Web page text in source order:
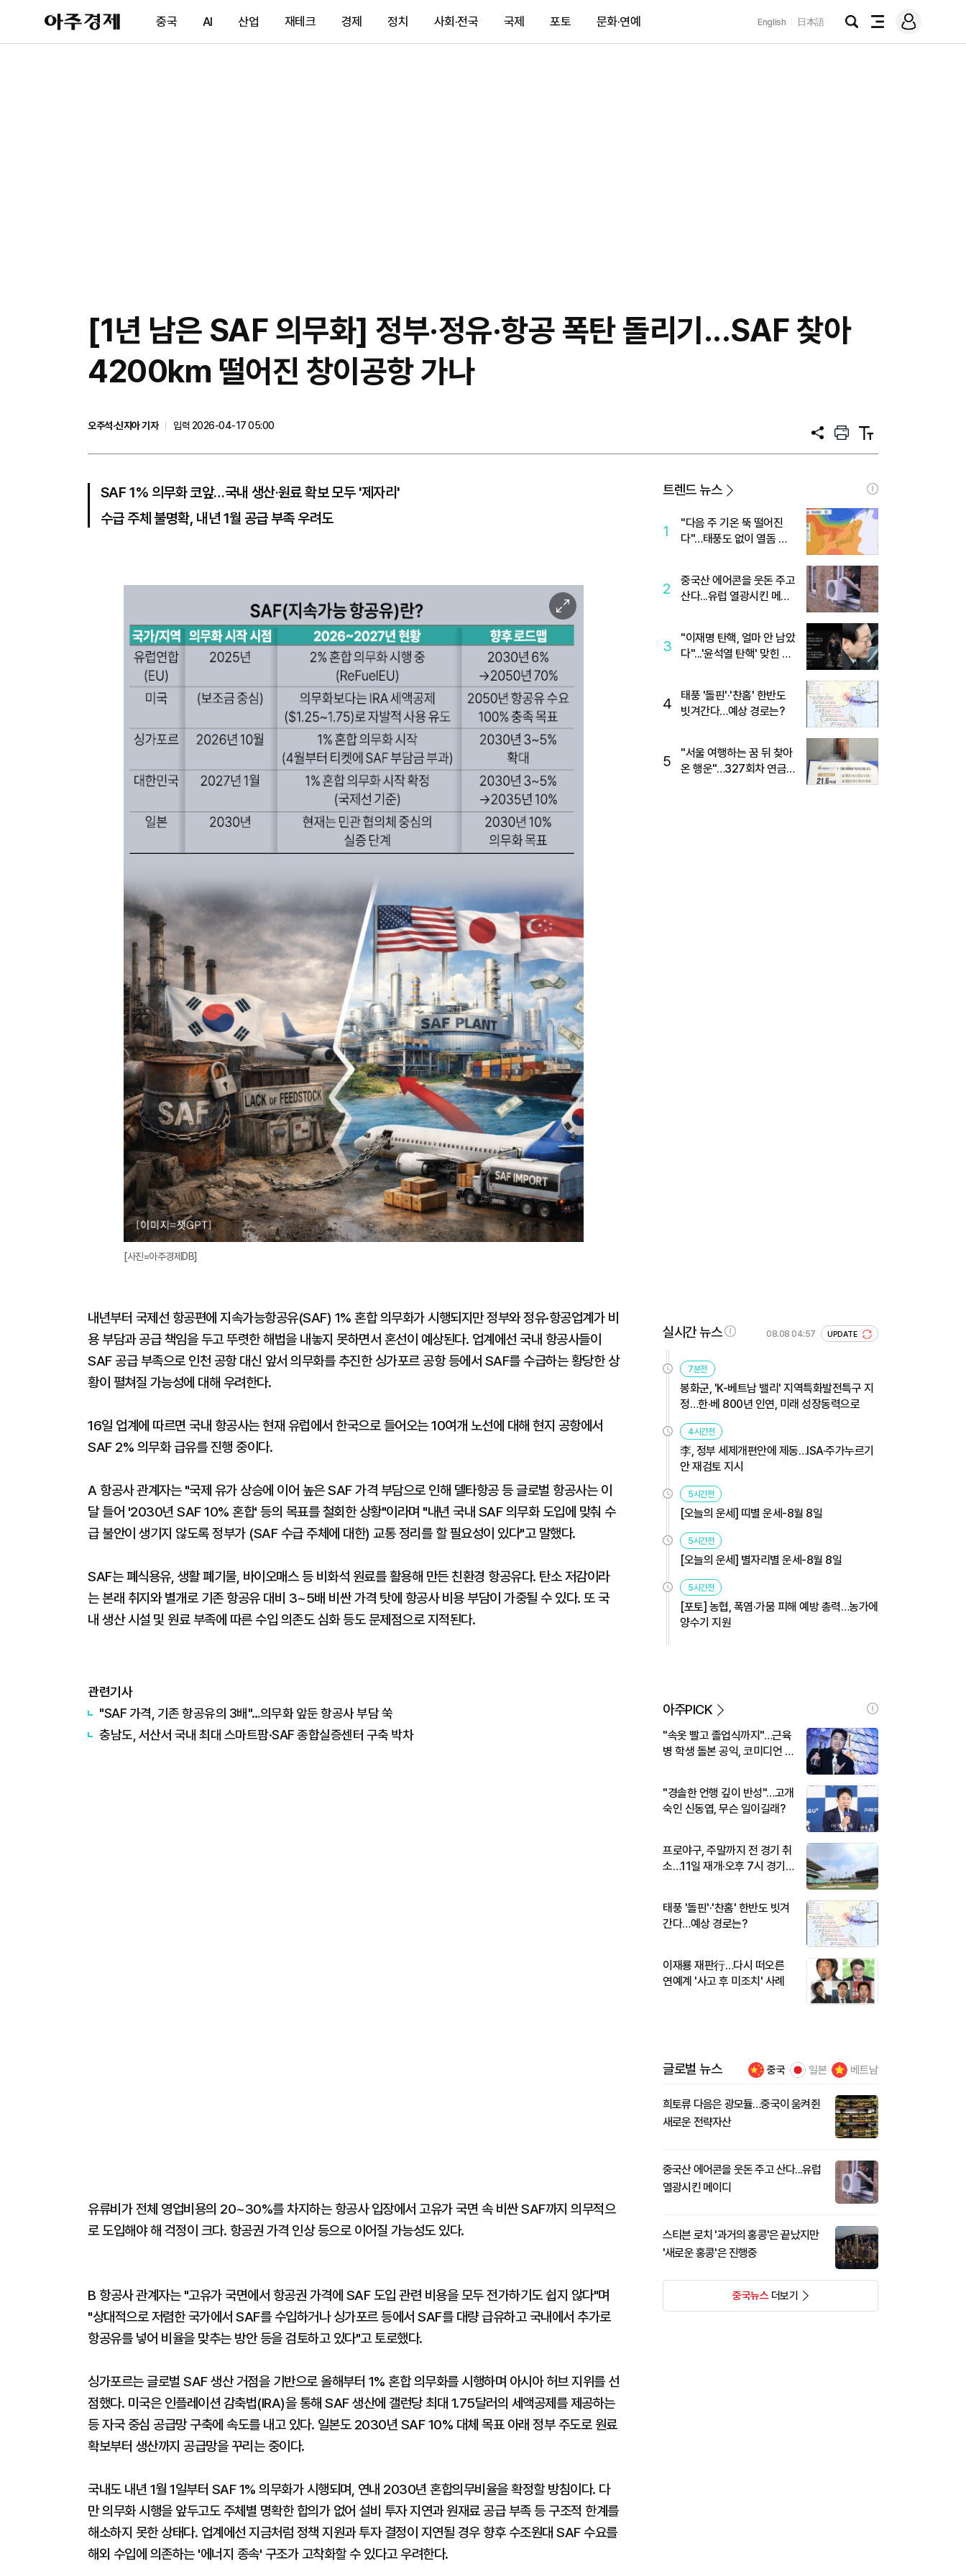
아
주
제
중국 AI 산업 재테크 경제 정치 사회·전국 국제 포토 문화·연예 English 日本語
검
전
메
그
[1년 남은 SAF 의무화] 정부·정유·항공 폭탄 돌리기...SAF 찾아
4200km 떨어진 창이공항 가나
오주석·신지아 기자
입력 2026-04-17 05:00
공
프
트
텍
트
SAF 1% 의무화 코앞…국내 생산·원료 확보 모두 '제자리'
수급 주체 불명확, 내년 1월 공급 부족 우려도
이
미
지
확
대
[사진=아주경제DB]
내년부터 국제선 항공편에 지속가능항공유(SAF) 1% 혼합 의무화가 시행되지만 정부와 정유·항공업계가 비
용 부담과 공급 책임을 두고 뚜렷한 해법을 내놓지 못하면서 혼선이 예상된다. 업계에선 국내 항공사들이
SAF 공급 부족으로 인천 공항 대신 앞서 의무화를 추진한 싱가포르 공항 등에서 SAF를 수급하는 황당한 상
황이 펼쳐질 가능성에 대해 우려한다.
16일 업계에 따르면 국내 항공사는 현재 유럽에서 한국으로 들어오는 10여개 노선에 대해 현지 공항에서
SAF 2% 의무화 급유를 진행 중이다.
A 항공사 관계자는 "국제 유가 상승에 이어 높은 SAF 가격 부담으로 인해 델타항공 등 글로벌 항공사는 이
달 들어 '2030년 SAF 10% 혼합' 등의 목표를 철회한 상황"이라며 "내년 국내 SAF 의무화 도입에 맞춰 수
급 불안이 생기지 않도록 정부가 (SAF 수급 주체에 대한) 교통 정리를 할 필요성이 있다"고 말했다.
SAF는 폐식용유, 생활 폐기물, 바이오매스 등 비화석 원료를 활용해 만든 친환경 항공유다. 탄소 저감이라
는 본래 취지와 별개로 기존 항공유 대비 3~5배 비싼 가격 탓에 항공사 비용 부담이 가중될 수 있다. 또 국
내 생산 시설 및 원료 부족에 따른 수입 의존도 심화 등도 문제점으로 지적된다.
관련기사
"SAF 가격, 기존 항공유의 3배"…의무화 앞둔 항공사 부담 쑥
충남도, 서산서 국내 최대 스마트팜·SAF 종합실증센터 구축 박차
유류비가 전체 영업비용의 20~30%를 차지하는 항공사 입장에서 고유가 국면 속 비싼 SAF까지 의무적으
로 도입해야 해 걱정이 크다. 항공권 가격 인상 등으로 이어질 가능성도 있다.
B 항공사 관계자는 "고유가 국면에서 항공권 가격에 SAF 도입 관련 비용을 모두 전가하기도 쉽지 않다"며
"상대적으로 저렴한 국가에서 SAF를 수입하거나 싱가포르 등에서 SAF를 대량 급유하고 국내에서 추가로
항공유를 넣어 비율을 맞추는 방안 등을 검토하고 있다"고 토로했다.
싱가포르는 글로벌 SAF 생산 거점을 기반으로 올해부터 1% 혼합 의무화를 시행하며 아시아 허브 지위를 선
점했다. 미국은 인플레이션 감축법(IRA)을 통해 SAF 생산에 갤런당 최대 1.75달러의 세액공제를 제공하는
등 자국 중심 공급망 구축에 속도를 내고 있다. 일본도 2030년 SAF 10% 대체 목표 아래 정부 주도로 원료
확보부터 생산까지 공급망을 꾸리는 중이다.
국내도 내년 1월 1일부터 SAF 1% 의무화가 시행되며, 연내 2030년 혼합의무비율을 확정할 방침이다. 다
만 의무화 시행을 앞두고도 주체별 명확한 합의가 없어 설비 투자 지연과 원재료 공급 부족 등 구조적 한계를
해소하지 못한 상태다. 업계에선 지금처럼 정책 지원과 투자 결정이 지연될 경우 향후 수조원대 SAF 수요를
해외 수입에 의존하는 '에너지 종속' 구조가 고착화할 수 있다고 우려한다.
트렌드 뉴스
1
"다음 주 기온 뚝 떨어진
다"…태풍도 없이 열돔 박
2
중국산 에어콘을 웃돈 주고
산다...유럽 열광시킨 메이
3
"이재명 탄핵, 얼마 안 남았
다"...'윤석열 탄핵' 맞힌 무
4
태풍 '돌핀'·'찬홈' 한반도
빗겨간다…예상 경로는?
5
"서울 여행하는 꿈 뒤 찾아
온 행운"…327회차 연금
실시간 뉴스 08.08 04:57 UPDATE
7분전
봉화군, 'K-베트남 밸리' 지역특화발전특구 지
정…한·베 800년 인연, 미래 성장동력으로
4시간전
李, 정부 세제개편안에 제동…ISA·주가누르기
안 재검토 지시
5시간전
[오늘의 운세] 띠별 운세-8월 8일
5시간전
[오늘의 운세] 별자리별 운세-8월 8일
5시간전
[포토] 농협, 폭염·가뭄 피해 예방 총력…농가에
양수기 지원
아주PICK
"속옷 빨고 졸업식까지"…근육
병 학생 돌본 공익, 코미디언 김
"경솔한 언행 깊이 반성"…고개
숙인 신동엽, 무슨 일이길래?
프로야구, 주말까지 전 경기 취
소…11일 재개·오후 7시 경기
태풍 '돌핀'·'찬홈' 한반도 빗겨
간다…예상 경로는?
이재룡 재판行…다시 떠오른
연예계 '사고 후 미조치' 사례
글로벌 뉴스 중국 일본 베트남
희토류 다음은 광모듈…중국이 움켜쥔
새로운 전략자산
중국산 에어콘을 웃돈 주고 산다...유럽
열광시킨 메이디
스티븐 로치 '과거의 홍콩'은 끝났지만
'새로운 홍콩'은 진행중
중국뉴스더보기